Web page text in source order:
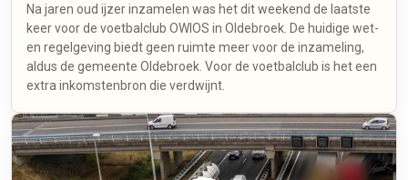
Na jaren oud ijzer inzamelen was het dit weekend de laatste
keer voor de voetbalclub OWIOS in Oldebroek. De huidige wet-
en regelgeving biedt geen ruimte meer voor de inzameling,
aldus de gemeente Oldebroek. Voor de voetbalclub is het een
extra inkomstenbron die verdwijnt.